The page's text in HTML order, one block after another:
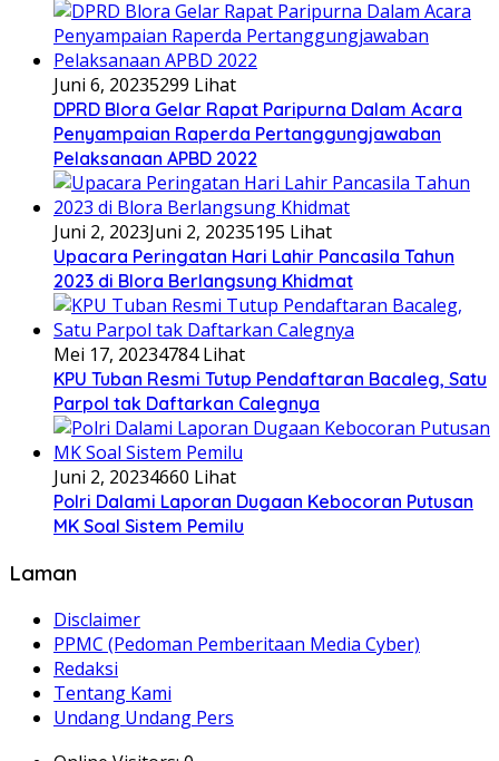
Juni 6, 20235299 Lihat
DPRD Blora Gelar Rapat Paripurna Dalam Acara
Penyampaian Raperda Pertanggungjawaban
Pelaksanaan APBD 2022
Juni 2, 2023Juni 2, 20235195 Lihat
Upacara Peringatan Hari Lahir Pancasila Tahun
2023 di Blora Berlangsung Khidmat
Mei 17, 20234784 Lihat
KPU Tuban Resmi Tutup Pendaftaran Bacaleg, Satu
Parpol tak Daftarkan Calegnya
Juni 2, 20234660 Lihat
Polri Dalami Laporan Dugaan Kebocoran Putusan
MK Soal Sistem Pemilu
Laman
Disclaimer
PPMC (Pedoman Pemberitaan Media Cyber)
Redaksi
Tentang Kami
Undang Undang Pers